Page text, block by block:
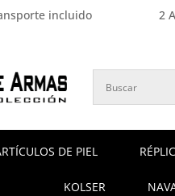
incluido 2
DE PIEL
KOLSER